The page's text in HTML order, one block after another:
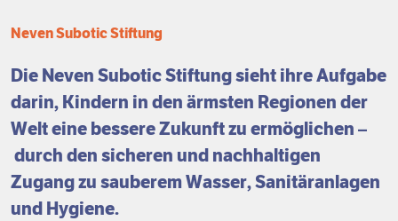
Förderpreis
Rückblick auf Stiftungstage
Finanzierung
Zustiften und Spenden
Freiwillige
Neven Subotic Stiftung
Die Neven Subotic Stiftung sieht ihre Aufgabe
darin, Kindern in den ärmsten Regionen der
Welt eine bessere Zukunft zu ermöglichen –
durch den sicheren und nachhaltigen
Zugang zu sauberem Wasser, Sanitäranlagen
und Hygiene.